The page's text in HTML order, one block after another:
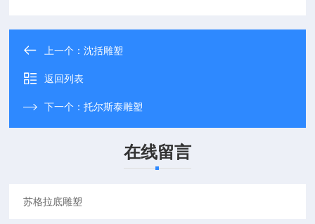
上一个：沈括雕塑
返回列表
下一个：托尔斯泰雕塑
在线留言